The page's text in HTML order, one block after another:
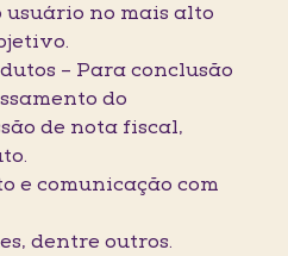
no mais alto
– Para conclusão
do
de nota fiscal,
e comunicação com
dentre outros.